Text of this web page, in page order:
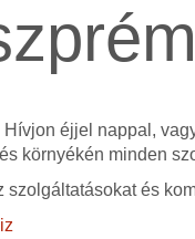
Hívjon éjjel nappal,
és környékén minden
szolgáltatásokat és